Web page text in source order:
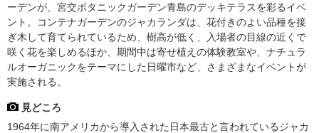
ーデンが、宮交ボタニックガーデン青島のデッキテラスを彩るイベ
ント。コンテナガーデンのジャカランダは、花付きのよい品種を接
ぎ木して育てられているため、樹高が低く、入場者の目線の近くで
咲く花を楽しめるほか、期間中は寄せ植えの体験教室や、ナチュラ
ルオーガニックをテーマにした日曜市など、さまざまなイベントが
実施される。
見どころ
1964年に南アメリカから導入された日本最古と言われているジャカ